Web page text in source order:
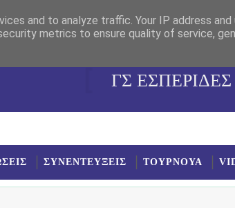
ΓΣ ΕΣΠΕΡΙΔΕΣ
ΣΥΝΕΝΤΕΥΞΕΙΣ ΤΟΥΡΝΟΥΑ
and to analyze traffic. Your IP address and
metrics to ensure quality of service,